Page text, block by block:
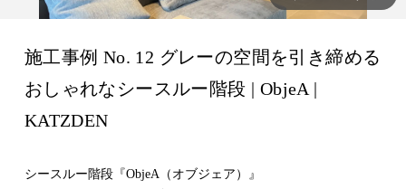
施工事例 No. 12 グレーの空間を引き締める
おしゃれなシースルー階段 | ObjeA |
KATZDEN
シースルー階段『ObjeA（オブジェア）』